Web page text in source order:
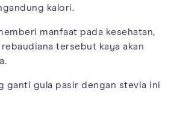
kalori.
manfaat pada kesehatan,
tersebut kaya akan
ganti gula pasir dengan stevia ini